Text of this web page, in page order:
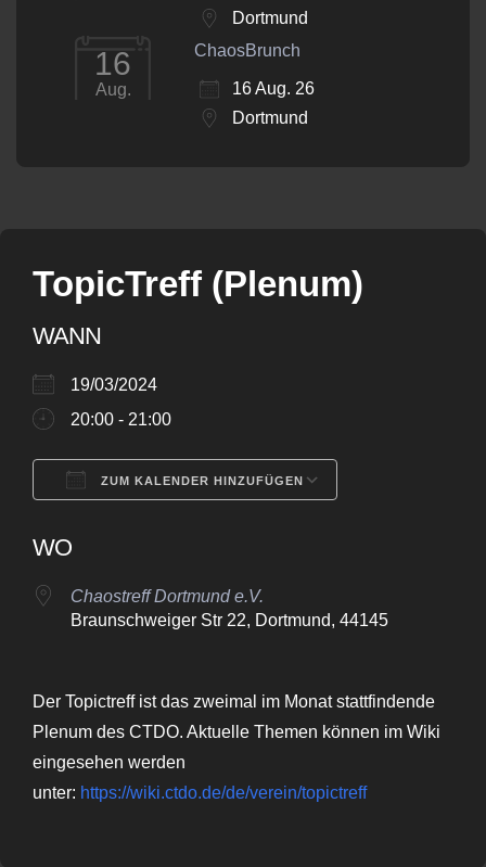
TopicTreff (Plenum)
WANN
19/03/2024
20:00 - 21:00
ZUM KALENDER HINZUFÜGEN
WO
Chaostreff Dortmund e.V.
Braunschweiger Str 22, Dortmund, 44145
Der Topictreff ist das zweimal im Monat stattfindende
Plenum des CTDO. Aktuelle Themen können im Wiki
eingesehen werden
unter: https://wiki.ctdo.de/de/verein/topictreff
Dortmund
16
Aug.
ChaosBrunch
16 Aug. 26
Dortmund